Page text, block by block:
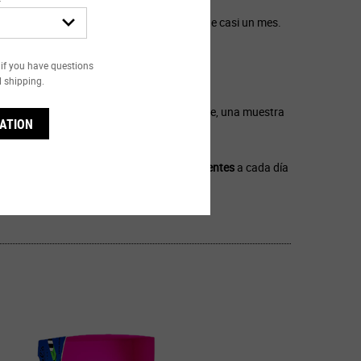
sorpresa diaria que se extiende durante casi un mes.
Puede ser un pequeño juguete, un dulce, una muestra
24 cajas correspondientesa cada día
if you have questions